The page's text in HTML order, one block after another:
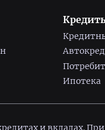
Ипотека
и вкладах.